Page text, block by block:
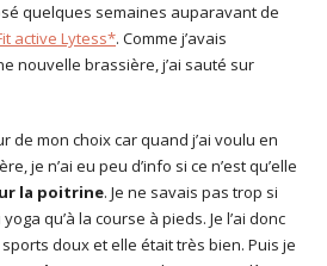
quelques semaines auparavant de
active Lytess*. Comme j’avais
nouvelle brassière, j’ai sauté sur
de mon choix car quand j’ai voulu en
je n’ai eu peu d’info si ce n’est qu’elle
la poitrine. Je ne savais pas trop si
qu’à la course à pieds. Je l’ai donc
doux et elle était très bien. Puis je